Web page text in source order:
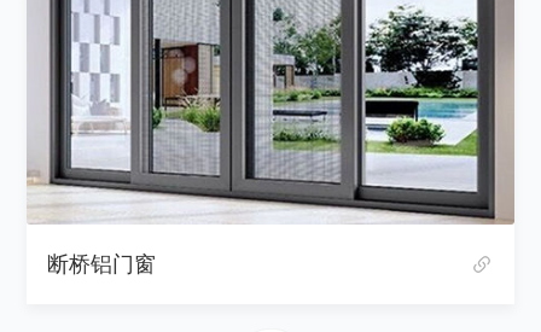
断桥铝门窗